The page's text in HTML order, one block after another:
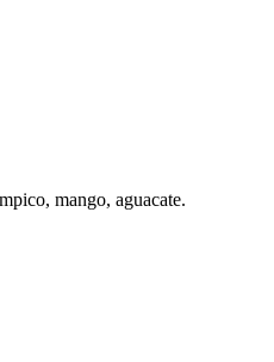
mango, aguacate.